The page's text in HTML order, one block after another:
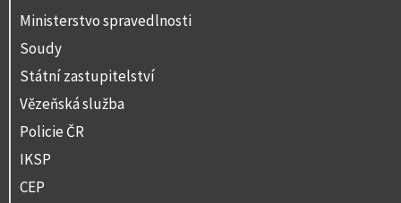
Ministerstvo spravedlnosti
Soudy
Státní zastupitelství
Vězeňská služba
Policie ČR
IKSP
CEP